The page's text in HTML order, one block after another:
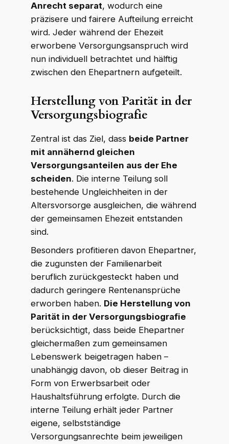
Anrecht separat, wodurch eine
präzisere und fairere Aufteilung erreicht
wird. Jeder während der Ehezeit
erworbene Versorgungsanspruch wird
nun individuell betrachtet und hälftig
zwischen den Ehepartnern aufgeteilt.
Herstellung von Parität in der
Versorgungsbiografie
Zentral ist das Ziel, dass beide Partner
mit annähernd gleichen
Versorgungsanteilen aus der Ehe
scheiden. Die interne Teilung soll
bestehende Ungleichheiten in der
Altersvorsorge ausgleichen, die während
der gemeinsamen Ehezeit entstanden
sind.
Besonders profitieren davon Ehepartner,
die zugunsten der Familienarbeit
beruflich zurückgesteckt haben und
dadurch geringere Rentenansprüche
erworben haben. Die Herstellung von
Parität in der Versorgungsbiografie
berücksichtigt, dass beide Ehepartner
gleichermaßen zum gemeinsamen
Lebenswerk beigetragen haben –
unabhängig davon, ob dieser Beitrag in
Form von Erwerbsarbeit oder
Haushaltsführung erfolgte. Durch die
interne Teilung erhält jeder Partner
eigene, selbstständige
Versorgungsanrechte beim jeweiligen